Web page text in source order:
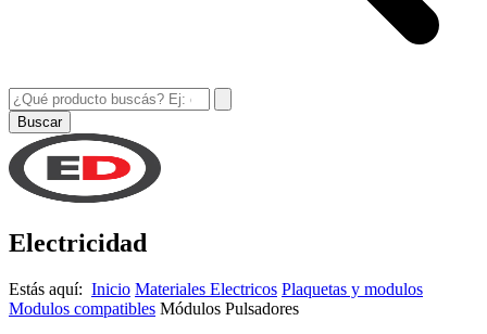
Buscar
Electricidad
Estás aquí: Inicio Materiales Electricos Plaquetas y modulos
Modulos compatibles Módulos Pulsadores